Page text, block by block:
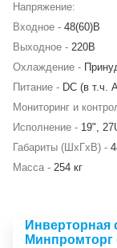
Напряжение:
Входное - 48(60)В
Выходное - 220В
Охлаждение -
Питание - DC (в т.ч.
Мониторинг и
Исполнение - 19",
Габариты (ШхГхВ) -
Масса - 254 кг
Инверторная
Минпромторг